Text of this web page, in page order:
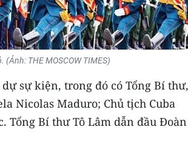
THE MOSCOW TIMES)
sự kiện, trong đó có Tổng Bí thư,
Nicolas Maduro; Chủ tịch Cuba
Tổng Bí thư Tô Lâm dẫn đầu